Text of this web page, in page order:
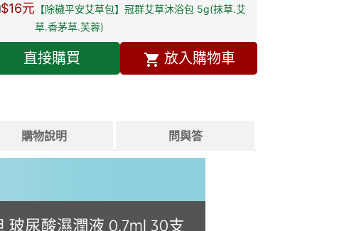
$16元 【除穢平安艾草包】冠群艾草沐浴包 5g(抹草.艾
草.香茅草.芙蓉)
直接購買 放入購物車
購物說明 問與答